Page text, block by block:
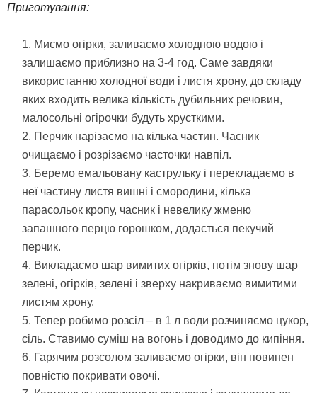
Приготування:
Миємо огірки, заливаємо холодною водою і
залишаємо приблизно на 3-4 год. Саме завдяки
використанню холодної води і листя хрону, до складу
яких входить велика кількість дубильних речовин,
малосольні огірочки будуть хрусткими.
Перчик нарізаємо на кілька частин. Часник
очищаємо і розрізаємо часточки навпіл.
Беремо емальовану каструльку і перекладаємо в
неї частину листя вишні і смородини, кілька
парасольок кропу, часник і невелику жменю
запашного перцю горошком, додається пекучий
перчик.
Викладаємо шар вимитих огірків, потім знову шар
зелені, огірків, зелені і зверху накриваємо вимитими
листям хрону.
Тепер робимо розсіл – в 1 л води розчиняємо цукор,
сіль. Ставимо суміш на вогонь і доводимо до кипіння.
Гарячим розсолом заливаємо огірки, він повинен
повністю покривати овочі.